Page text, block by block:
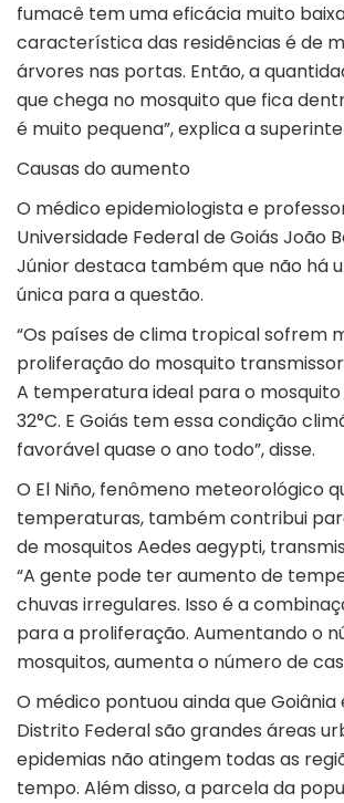
fumacê tem uma eficácia muito
característica das residências é de
árvores nas portas. Então, a
que chega no mosquito que fica
é muito pequena”, explica a
Causas do aumento
O médico epidemiologista e
Universidade Federal de Goiás João
Júnior destaca também que não há
única para a questão.
“Os países de clima tropical sofrem
proliferação do mosquito
A temperatura ideal para o mosquito
32°C. E Goiás tem essa condição
favorável quase o ano todo”, disse.
O El Niño, fenômeno meteorológico
temperaturas, também contribui
de mosquitos Aedes aegypti,
“A gente pode ter aumento de
chuvas irregulares. Isso é a
para a proliferação. Aumentando o
mosquitos, aumenta o número de
O médico pontuou ainda que Goiânia
Distrito Federal são grandes áreas
epidemias não atingem todas as
tempo. Além disso, a parcela da